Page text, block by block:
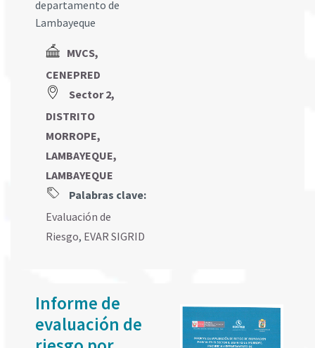
departamento de
Lambayeque
MVCS,
CENEPRED
Sector 2,
DISTRITO
MORROPE,
LAMBAYEQUE,
LAMBAYEQUE
Palabras clave:
Evaluación de
Riesgo, EVAR SIGRID
Informe de
evaluación de